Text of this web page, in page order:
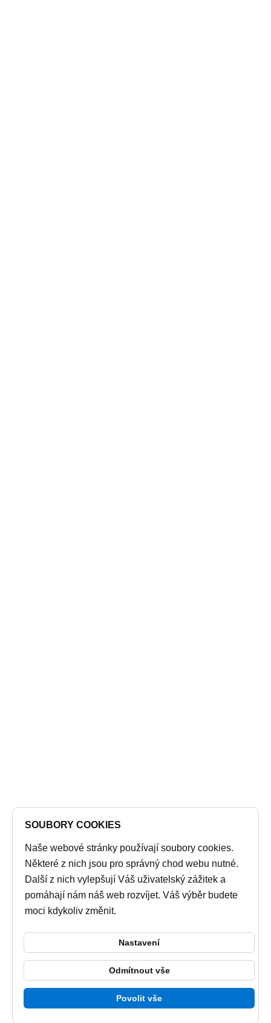
SOUBORY COOKIES
Naše webové stránky používají soubory cookies.
Některé z nich jsou pro správný chod webu nutné.
Další z nich vylepšují Váš uživatelský zážitek a
pomáhají nám náš web rozvíjet. Váš výběr budete
moci kdykoliv změnit.
Nastavení
Odmítnout vše
Povolit vše